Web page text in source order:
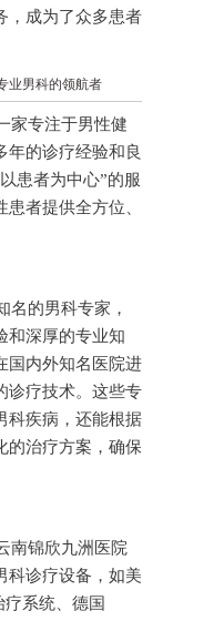
，成为了众多患者
业男科的领航者
家专注于男性健
年的诊疗经验和良
患者为中心”的服
者提供全方位、
名的男科专家，
和深厚的专业知
国内外知名医院进
诊疗技术。这些专
科疾病，还能根据
的治疗方案，确保
南锦欣九洲医院
科诊疗设备，如美
疗系统、德国